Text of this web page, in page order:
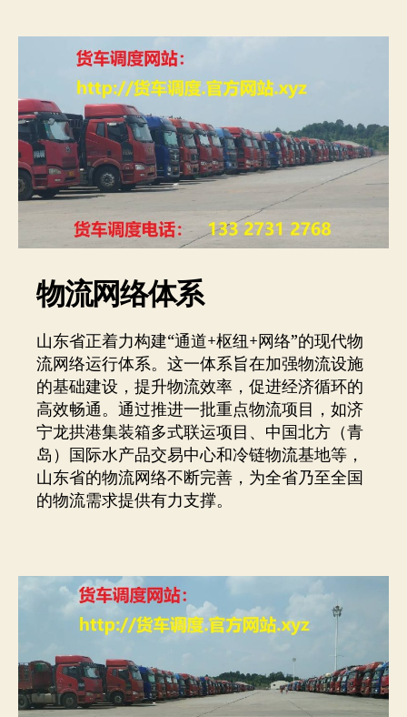
物流网络体系
山东省正着力构建“通道+枢纽+网络”的现代物
流网络运行体系。这一体系旨在加强物流设施
的基础建设，提升物流效率，促进经济循环的
高效畅通。通过推进一批重点物流项目，如济
宁龙拱港集装箱多式联运项目、中国北方（青
岛）国际水产品交易中心和冷链物流基地等，
山东省的物流网络不断完善，为全省乃至全国
的物流需求提供有力支撑。